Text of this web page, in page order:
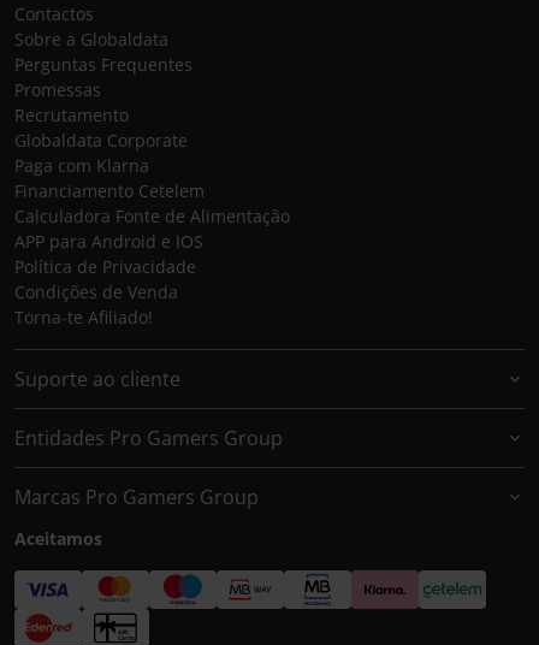
Contactos
Sobre a Globaldata
Perguntas Frequentes
Promessas
Recrutamento
Globaldata Corporate
Paga com Klarna
Financiamento Cetelem
Calculadora Fonte de Alimentação
APP para Android e IOS
Política de Privacidade
Condições de Venda
Torna-te Afiliado!
Suporte ao cliente
Entidades Pro Gamers Group
Marcas Pro Gamers Group
Aceitamos